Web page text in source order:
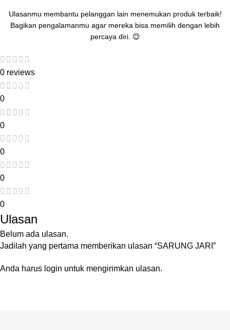
Ulasanmu membantu pelanggan lain menemukan produk terbaik!
Bagikan pengalamanmu agar mereka bisa memilih dengan lebih
percaya diri. 😊
0 reviews
0
0
0
0
0
Ulasan
Belum ada ulasan.
Jadilah yang pertama memberikan ulasan “SARUNG JARI”
Anda harus login untuk mengirimkan ulasan.